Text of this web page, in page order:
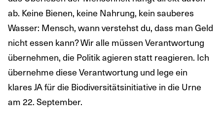
ab. Keine Bienen, keine Nahrung, kein sauberes
Wasser: Mensch, wann verstehst du, dass man Geld
nicht essen kann? Wir alle müssen Verantwortung
übernehmen, die Politik agieren statt reagieren. Ich
übernehme diese Verantwortung und lege ein
klares JA für die Biodiversitätsinitiative in die Urne
am 22. September.